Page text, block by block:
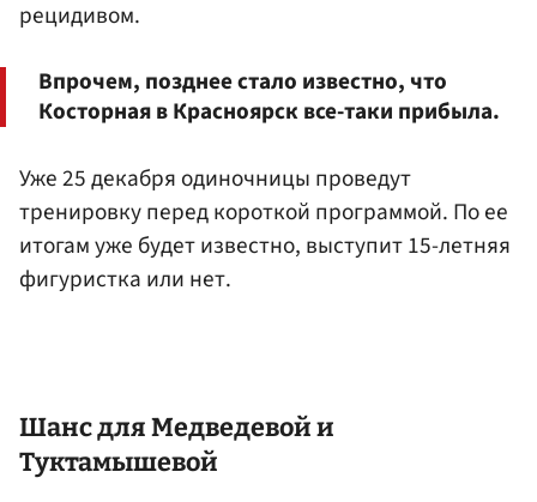
рецидивом.
Впрочем, позднее стало известно, что
Косторная в Красноярск все-таки прибыла.
Уже 25 декабря одиночницы проведут
тренировку перед короткой программой. По ее
итогам уже будет известно, выступит 15-летняя
фигуристка или нет.
Шанс для Медведевой и
Туктамышевой